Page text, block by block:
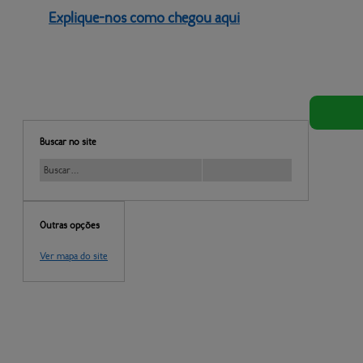
Explique-nos como chegou aqui
Buscar no site
Outras opções
Ver mapa do site